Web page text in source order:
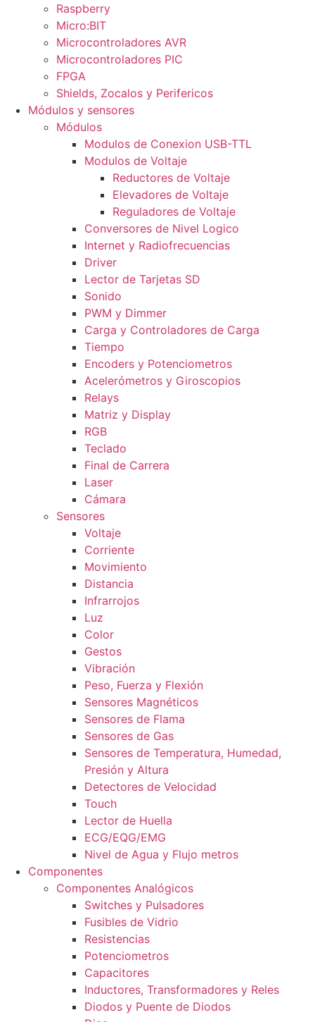
Raspberry
Micro:BIT
Microcontroladores AVR
Microcontroladores PIC
FPGA
Shields, Zocalos y Perifericos
Módulos y sensores
Módulos
Modulos de Conexion USB-TTL
Modulos de Voltaje
Reductores de Voltaje
Elevadores de Voltaje
Reguladores de Voltaje
Conversores de Nivel Logico
Internet y Radiofrecuencias
Driver
Lector de Tarjetas SD
Sonido
PWM y Dimmer
Carga y Controladores de Carga
Tiempo
Encoders y Potenciometros
Acelerómetros y Giroscopios
Relays
Matriz y Display
RGB
Teclado
Final de Carrera
Laser
Cámara
Sensores
Voltaje
Corriente
Movimiento
Distancia
Infrarrojos
Luz
Color
Gestos
Vibración
Peso, Fuerza y Flexión
Sensores Magnéticos
Sensores de Flama
Sensores de Gas
Sensores de Temperatura, Humedad,
Presión y Altura
Detectores de Velocidad
Touch
Lector de Huella
ECG/EQG/EMG
Nivel de Agua y Flujo metros
Componentes
Componentes Analógicos
Switches y Pulsadores
Fusibles de Vidrio
Resistencias
Potenciometros
Capacitores
Inductores, Transformadores y Reles
Diodos y Puente de Diodos